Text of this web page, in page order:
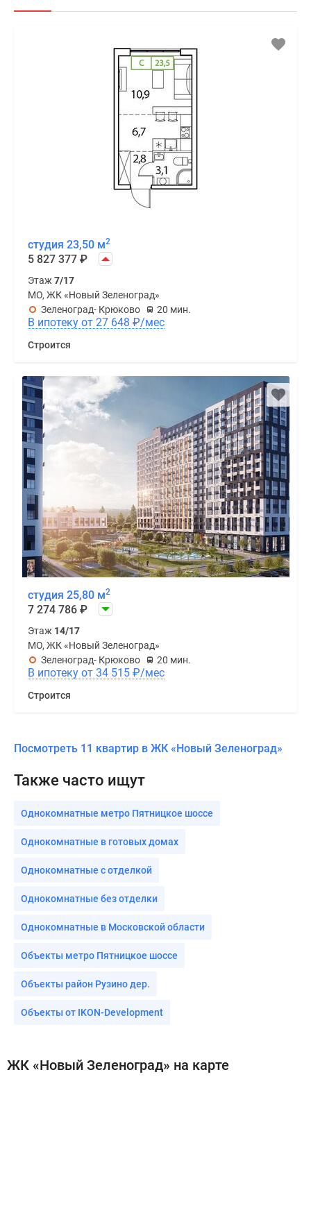
студия 23,50 м2
5 827 377 ₽
Этаж7/17
МО, ЖК «Новый Зеленоград»
Зеленоград- Крюково
20 мин.
В ипотеку от 27 648 ₽/мес
Строится
студия 25,80 м2
7 274 786 ₽
Этаж 14/17
МО, ЖК «Новый Зеленоград»
Зеленоград- Крюково
20 мин.
В ипотеку от 34 515 ₽/мес
Строится
Посмотреть 11 квартир в ЖК «Новый Зеленоград»
Также часто ищут
Однокомнатные метро Пятницкое шоссе
Однокомнатные в готовых домах
Однокомнатные с отделкой
Однокомнатные без отделки
Однокомнатные в Московской области
Объекты метро Пятницкое шоссе
Объекты район Рузино дер.
Объекты от IKON-Development
ЖК «Новый Зеленоград» на карте